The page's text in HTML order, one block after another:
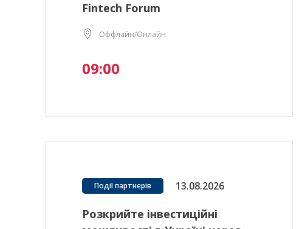
Fintech Forum
Оффлайн/Онлайн
09:00
Події партнерів 13.08.2026
Розкрийте інвестиційні